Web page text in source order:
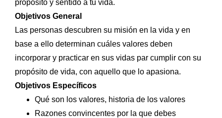
propósito y sentido a tu vida.
Objetivos General
Las personas descubren su misión en la vida y en
base a ello determinan cuáles valores deben
incorporar y practicar en sus vidas par cumplir con su
propósito de vida, con aquello que lo apasiona.
Objetivos Específicos
Qué son los valores, historia de los valores
Razones convincentes por la que debes